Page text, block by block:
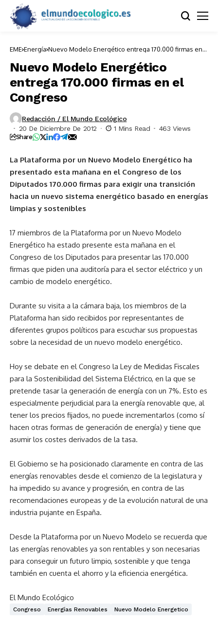
EME Energía Nuevo Modelo Energético entrega 170.000 firmas en
Nuevo Modelo Energético
entrega 170.000 firmas en el
Congreso
Redacción / El Mundo Ecológico
20 De Diciembre De 2012
1 Mins Read 463 Views
Share
La Plataforma por un Nuevo Modelo Energético ha
presentado esta mañana en el Congreso de los
Diputados 170.000 firmas para exigir una transición
hacia un nuevo sistema energético basado en energías
limpias y sostenibles
17 miembros de la Plataforma por un Nuevo Modelo
Energético ha estado presente esta mañana en el
Congreso de los Diputados para presentar las 170.000
firmas que piden una auditoría para el sector eléctrico y un
cambio de modelo energético.
Durante su visita a la cámara baja, los miembros de la
Plataforma han sido recibidos por representantes de
diferentes grupos políticos para escuchar sus propuestas
sobre la necesidad de un nuevo modelo energético.
Hoy se debate en el Congreso la Ley de Medidas Fiscales
para la Sostenibilidad del Sistema Eléctrico, en la que se
pretende tasar la generación de energía con un 7%. Esto es
especialmente perjudicial para la energía renovable que, al
tener los precios fijados, no puede incrementarlos (como sí
hacen otras formas de generación de energía) y tiene que
asumir los costes derivados de la tasa.
El Gobierno se ha posicionado claramente en contra de las
energías renovables desde el comienzo de la legislatura y
ha impedido su avance y progresión, en contra de las
recomendaciones europeas y de la evolución natural de una
industria pujante en España.
Desde la Plataforma por un Nuevo Modelo se recuerda que
las energías renovables ya son rentables y son necesarias
para conseguir un futuro limpio, sostenible y que tenga
también en cuenta el ahorro y la eficiencia energética.
El Mundo Ecológico
Congreso Energías Renovables Nuevo Modelo Energetico